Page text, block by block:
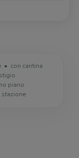
con cantina
piano